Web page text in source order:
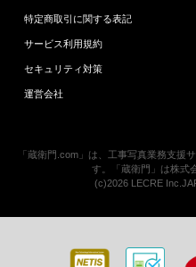
特定商取引に関する表記
サービス利用規約
セキュリティ対策
運営会社
「蔵衛門.com」は、工事写真業務支援
す。「蔵衛門」は株式
(c)2026 LECRE